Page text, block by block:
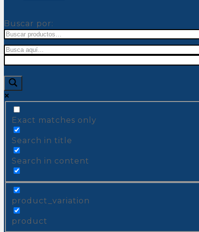
Buscar por:
Exact matches only
Search in title
Search in content
product_variation
product